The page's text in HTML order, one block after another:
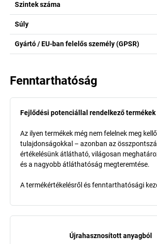
Szintek száma
Súly
Gyártó / EU-ban felelős személy (GPSR)
Fenntarthatóság
Fejlődési potenciállal rendelkező termékek
Az ilyen termékek még nem felelnek meg
tulajdonságokkal – azonban az
értékelésünk átlátható, világosan
és a nagyobb átláthatóság megteremtése.
A termékértékelésről és fenntarthatósági
Újrahasznosított anyagból